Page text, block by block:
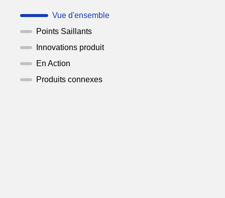
Vue d'ensemble
Points Saillants
Innovations produit
En Action
Produits connexes